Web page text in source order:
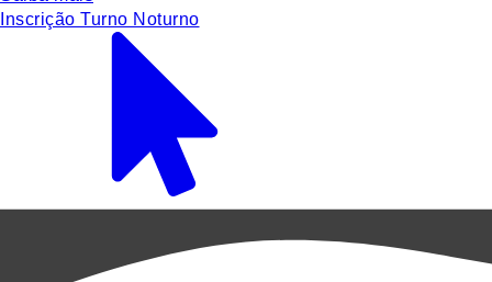
Inscrição Turno Noturno